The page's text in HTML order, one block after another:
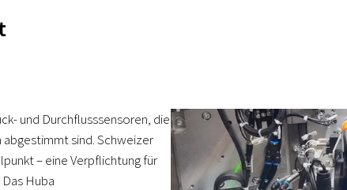
und Durchflusssensoren, die
sind. Schweizer
– eine Verpflichtung für
Huba